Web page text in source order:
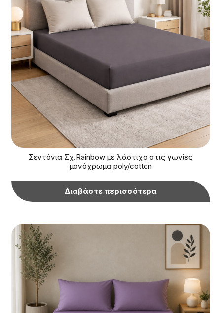
Σεντόνια Σχ.Rainbow με λάστιχο στις γωνίες
μονόχρωμα poly/cotton
Διαβάστε περισσότερα